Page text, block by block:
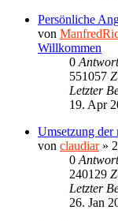
Persönliche
von
Willkommen
0
551057
Letzter
19. Apr
Umsetzung der
von claudiar»
0
240129
Letzter
26. Jan